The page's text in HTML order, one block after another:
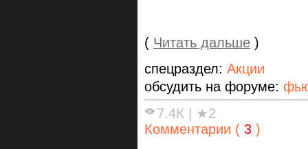
( Читать дальше )
спецраздел: Акции
обсудить на форуме:
7.4К
★2
Комментарии ( 3 )